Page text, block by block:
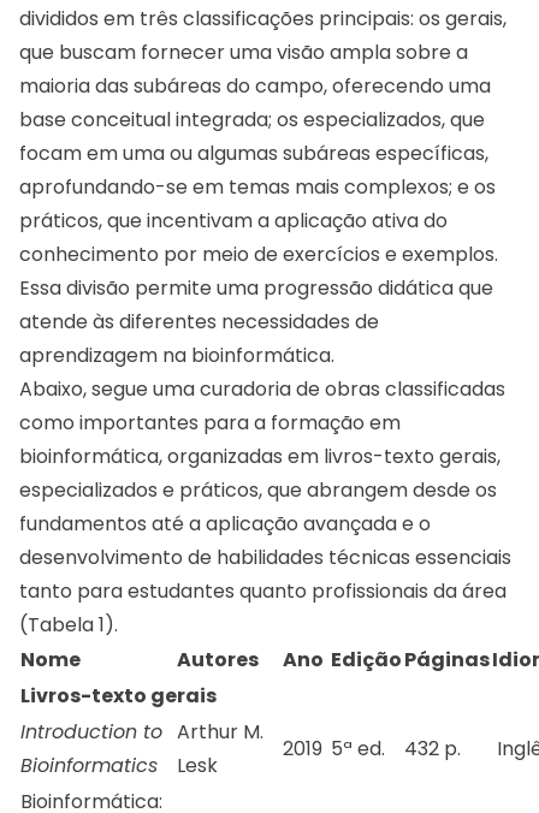
divididos em três classificações principais: os gerais,
que buscam fornecer uma visão ampla sobre a
maioria das subáreas do campo, oferecendo uma
base conceitual integrada; os especializados, que
focam em uma ou algumas subáreas específicas,
aprofundando-se em temas mais complexos; e os
práticos, que incentivam a aplicação ativa do
conhecimento por meio de exercícios e exemplos.
Essa divisão permite uma progressão didática que
atende às diferentes necessidades de
aprendizagem na bioinformática.
Abaixo, segue uma curadoria de obras classificadas
como importantes para a formação em
bioinformática, organizadas em livros-texto gerais,
especializados e práticos, que abrangem desde os
fundamentos até a aplicação avançada e o
desenvolvimento de habilidades técnicas essenciais
tanto para estudantes quanto profissionais da área
(Tabela 1).
Nome
Autores Ano EdiçãoPáginas
Livros-texto gerais
Introduction to
Bioinformatics
Arthur M.
Lesk
2019 5ª ed. 432 p.
Bioinformática: